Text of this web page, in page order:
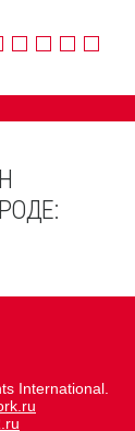
International.